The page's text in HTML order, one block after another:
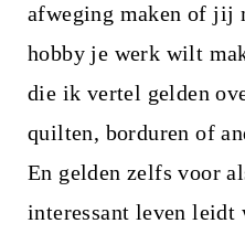
afweging maken of jij
hobby je werk wilt
die ik vertel gelden
quilten, borduren of
En gelden zelfs voor
interessant leven leidt